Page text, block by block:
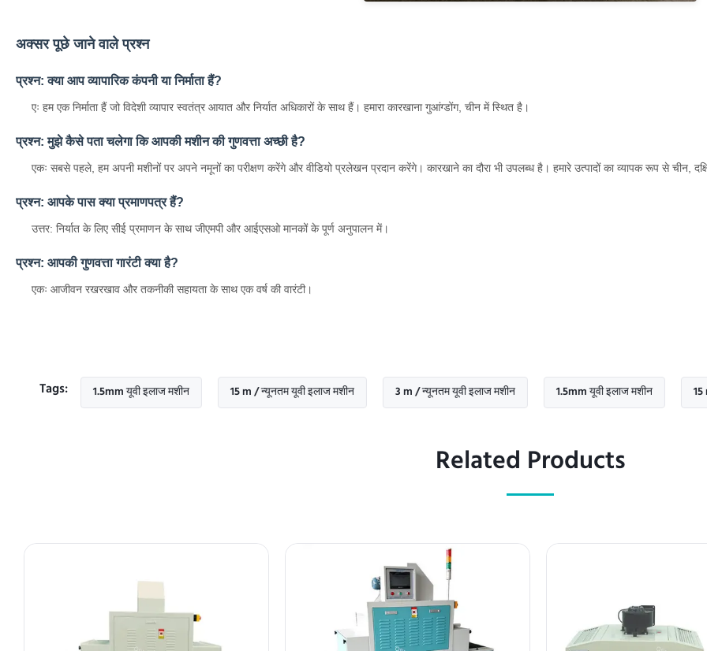
अक्सर पूछे जाने वाले प्रश्न
प्रश्न: क्या आप व्यापारिक कंपनी या निर्माता हैं?
एः हम एक निर्माता हैं जो विदेशी व्यापार स्वतंत्र आयात और निर्यात अधिकारों के साथ हैं। हमारा कारखाना गुआंग्डोंग, चीन में स्थित है।
प्रश्न: मुझे कैसे पता चलेगा कि आपकी मशीन की गुणवत्ता अच्छी है?
एकः सबसे पहले, हम अपनी मशीनों पर अपने नमूनों का परीक्षण करेंगे और वीडियो प्रलेखन प्रदान करेंगे। कारखाने का दौरा भी उपलब्ध है। हमारे उत्पादों का व्यापक रूप से चीन,
प्रश्न: आपके पास क्या प्रमाणपत्र हैं?
उत्तर: निर्यात के लिए सीई प्रमाणन के साथ जीएमपी और आईएसओ मानकों के पूर्ण अनुपालन में।
प्रश्न: आपकी गुणवत्ता गारंटी क्या है?
एकः आजीवन रखरखाव और तकनीकी सहायता के साथ एक वर्ष की वारंटी।
Tags:1.5mm यूवी इलाज मशीन 15 m / न्यूनतम यूवी इलाज मशीन 3 m / न्यूनतम यूवी इलाज मशीन 1.5mm यूवी इलाज मशीन 15 m /
Related Products